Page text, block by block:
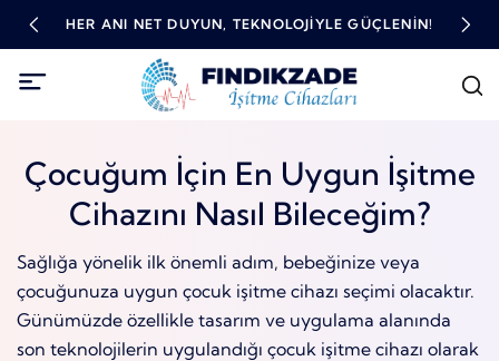
HER ANI NET DUYUN, TEKNOLOJIYLE GÜÇLENIN!
Çocuğum İçin En Uygun İşitme
Cihazını Nasıl Bileceğim?
Sağlığa yönelik ilk önemli adım, bebeğinize veya
çocuğunuza uygun çocuk işitme cihazı seçimi olacaktır.
Günümüzde özellikle tasarım ve uygulama alanında
son teknolojilerin uygulandığı çocuk işitme cihazı olarak